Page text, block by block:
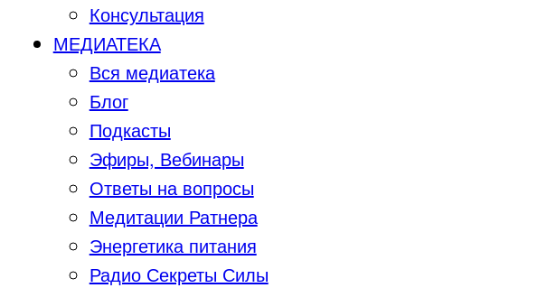
Консультация
МЕДИАТЕКА
Вся медиатека
Блог
Подкасты
Эфиры, Вебинары
Ответы на вопросы
Медитации Ратнера
Энергетика питания
Радио Секреты Силы